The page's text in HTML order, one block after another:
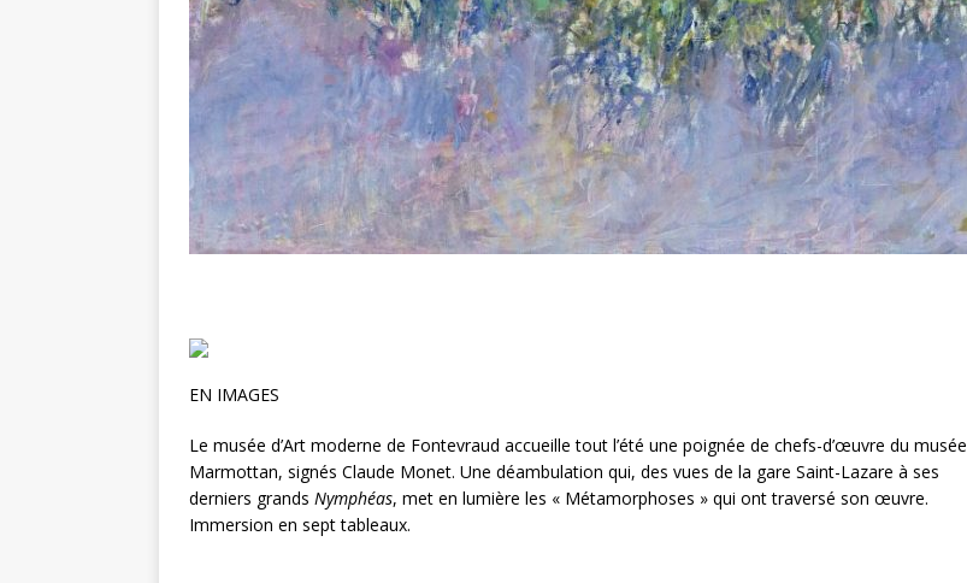
EN IMAGES
Le musée d’Art moderne de Fontevraud accueille tout l’été une poignée de chefs-d’œuvre du musée
Marmottan, signés Claude Monet. Une déambulation qui, des vues de la gare Saint-Lazare à ses
derniers grands Nymphéas, met en lumière les « Métamorphoses » qui ont traversé son œuvre.
Immersion en sept tableaux.